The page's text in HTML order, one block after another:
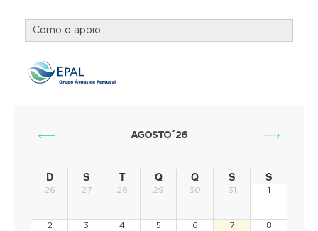
Como o apoio
AGOSTO´26
D S T Q Q S S
26 27 28 29 30 31 1
2 3 4 5 6 7 8